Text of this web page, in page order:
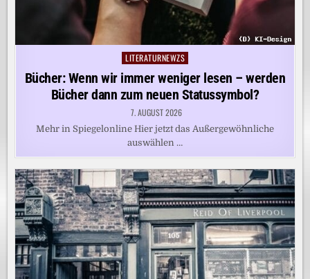
Posted
in
LITERATURNEWZS
Bücher: Wenn wir immer weniger lesen – werden
Bücher dann zum neuen Statussymbol?
7. AUGUST 2026
Mehr in Spiegelonline Hier jetzt das Außergewöhnliche
auswählen …